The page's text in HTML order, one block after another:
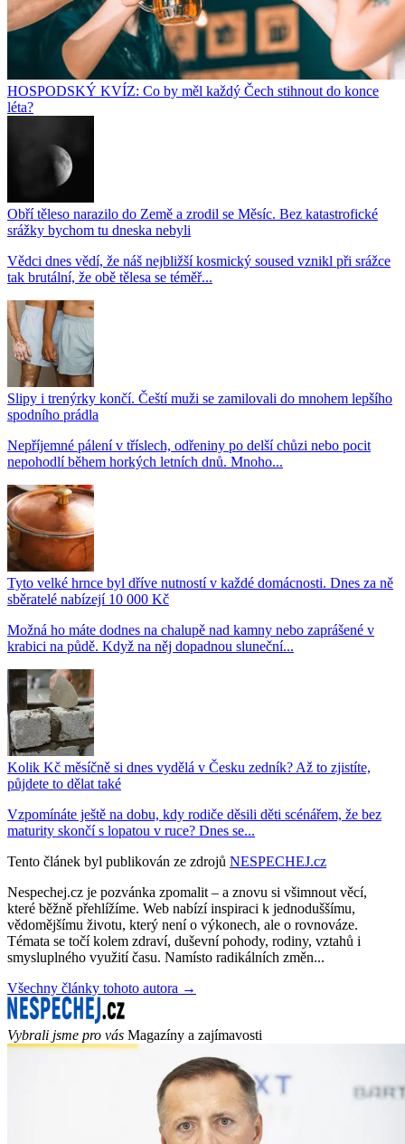
HOSPODSKÝ KVÍZ: Co by měl každý Čech stihnout do konce
léta?
Obří těleso narazilo do Země a zrodil se Měsíc. Bez katastrofické
srážky bychom tu dneska nebyli
Vědci dnes vědí, že náš nejbližší kosmický soused vznikl při srážce
tak brutální, že obě tělesa se téměř...
Slipy i trenýrky končí. Čeští muži se zamilovali do mnohem lepšího
spodního prádla
Nepříjemné pálení v tříslech, odřeniny po delší chůzi nebo pocit
nepohodlí během horkých letních dnů. Mnoho...
Tyto velké hrnce byl dříve nutností v každé domácnosti. Dnes za ně
sběratelé nabízejí 10 000 Kč
Možná ho máte dodnes na chalupě nad kamny nebo zaprášené v
krabici na půdě. Když na něj dopadnou sluneční...
Kolik Kč měsíčně si dnes vydělá v Česku zedník? Až to zjistíte,
půjdete to dělat také
Vzpomínáte ještě na dobu, kdy rodiče děsili děti scénářem, že bez
maturity skončí s lopatou v ruce? Dnes se...
Tento článek byl publikován ze zdrojů NESPECHEJ.cz
Nespechej.cz je pozvánka zpomalit – a znovu si všimnout věcí,
které běžně přehlížíme. Web nabízí inspiraci k jednoduššímu,
vědomějšímu životu, který není o výkonech, ale o rovnováze.
Témata se točí kolem zdraví, duševní pohody, rodiny, vztahů i
smysluplného využití času. Namísto radikálních změn...
Všechny články tohoto autora →
Vybrali jsme pro vás Magazíny a zajímavosti